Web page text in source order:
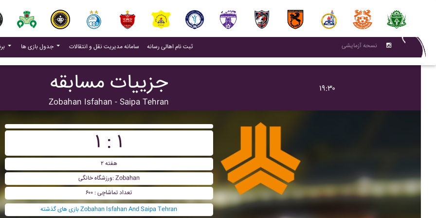
برنامه بازی ها جدول بازی ها سامانه مدیریت نقل و انتقالات (current)
ثبت نام اهالی رسانه(current) نسحه آزمایشی
جزییات مسابقه
Zobahan Isfahan - Saipa Tehran
۱۹:۳۰
۱ : ۱
هفته ۲
ورزشگاه خانگی: Zobahan
تعداد تماشاچی : ۶۰۰
بازی های گذشته Zobahan Isfahan And Saipa Tehran